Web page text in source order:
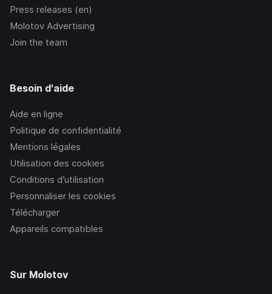
Press releases (en)
Molotov Advertising
Join the team
Besoin d'aide
Aide en ligne
Politique de confidentialité
Mentions légales
Utilisation des cookies
Conditions d’utilisation
Personnaliser les cookies
Télécharger
Appareils compatibles
Sur Molotov